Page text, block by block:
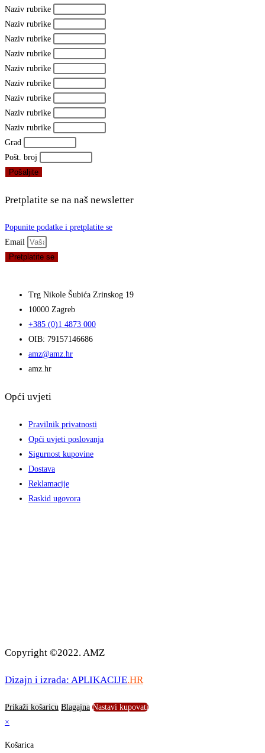
Naziv rubrike
Naziv rubrike
Naziv rubrike
Naziv rubrike
Naziv rubrike
Naziv rubrike
Naziv rubrike
Naziv rubrike
Naziv rubrike
Grad
Pošt. broj
Pošaljite
Pretplatite se na naš newsletter
Popunite podatke i pretplatite se
Email
Pretplatite se
Trg Nikole Šubića Zrinskog 19
10000 Zagreb
+385 (0)1 4873 000
OIB: 79157146686
amz@amz.hr
amz.hr
Opći uvjeti
Pravilnik privatnosti
Opći uvjeti poslovanja
Sigurnost kupovine
Dostava
Reklamacije
Raskid ugovora
Copyright ©2022. AMZ
Dizajn i izrada: APLIKACIJE.HR
Prikaži košaricu Blagajna Nastavi kupovati
×
Košarica